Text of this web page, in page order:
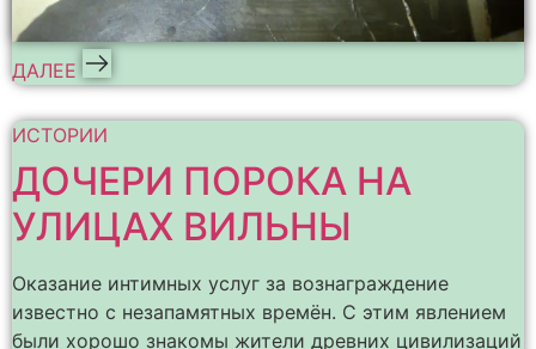
ДАЛЕЕ
ИСТОРИИ
ДОЧЕРИ ПОРОКА НА
УЛИЦАХ ВИЛЬНЫ
Оказание интимных услуг за вознаграждение
известно с незапамятных времён. С этим явлением
были хорошо знакомы жители древних цивилизаций